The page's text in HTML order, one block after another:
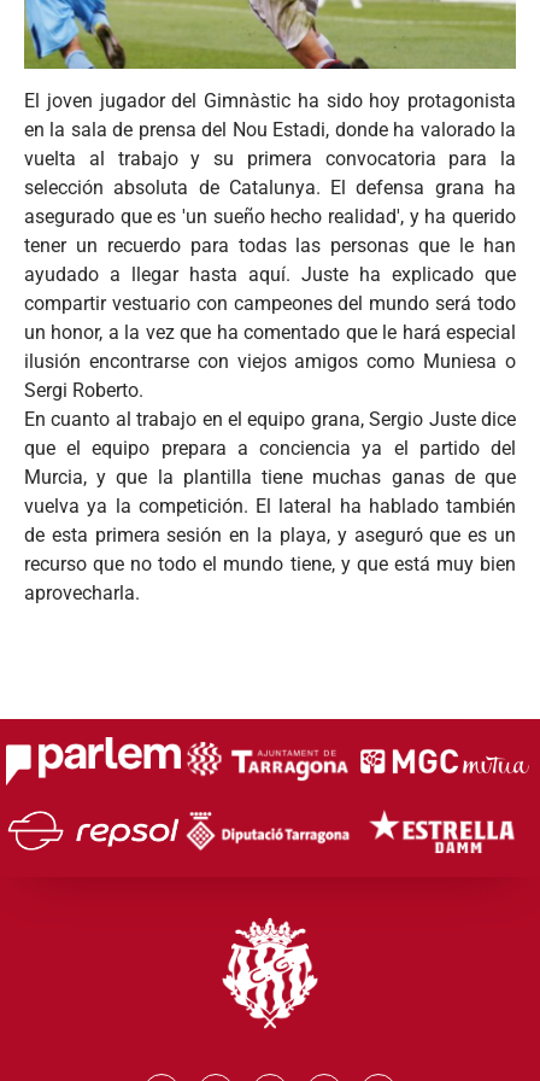
El joven jugador del Gimnàstic ha sido hoy protagonista
en la sala de prensa del Nou Estadi, donde ha valorado la
vuelta al trabajo y su primera convocatoria para la
selección absoluta de Catalunya. El defensa grana ha
asegurado que es 'un sueño hecho realidad', y ha querido
tener un recuerdo para todas las personas que le han
ayudado a llegar hasta aquí. Juste ha explicado que
compartir vestuario con campeones del mundo será todo
un honor, a la vez que ha comentado que le hará especial
ilusión encontrarse con viejos amigos como Muniesa o
Sergi Roberto.
En cuanto al trabajo en el equipo grana, Sergio Juste dice
que el equipo prepara a conciencia ya el partido del
Murcia, y que la plantilla tiene muchas ganas de que
vuelva ya la competición. El lateral ha hablado también
de esta primera sesión en la playa, y aseguró que es un
recurso que no todo el mundo tiene, y que está muy bien
aprovecharla.